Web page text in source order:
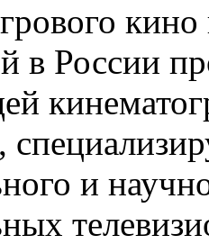
кино
в России
и